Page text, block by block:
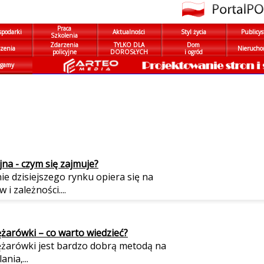
Praca
Szkolenia
Aktualności Styl życia
Zdarzenia
policyjne
TYLKO DLA
DOROSŁYCH
Dom
i ogród
- czym się zajmuje?
dzisiejszego rynku opiera się na
i zależności....
– co warto wiedzieć?
jest bardzo dobrą metodą na